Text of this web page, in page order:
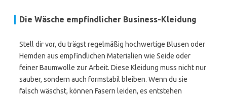
Die Wäsche empfindlicher Business-Kleidung
Stell dir vor, du trägst regelmäßig hochwertige Blusen oder
Hemden aus empfindlichen Materialien wie Seide oder
feiner Baumwolle zur Arbeit. Diese Kleidung muss nicht nur
sauber, sondern auch formstabil bleiben. Wenn du sie
falsch wäschst, können Fasern leiden, es entstehen